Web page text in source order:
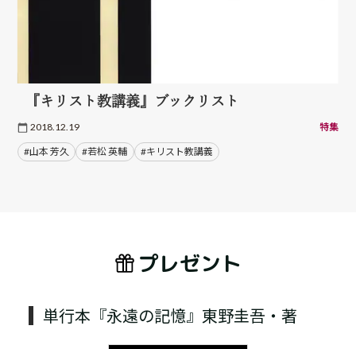
『キリスト教講義』ブックリスト
2018.12.19 特集
#山本 芳久 #若松 英輔 #キリスト教講義
プレゼント
単行本『永遠の記憶』東野圭吾・著